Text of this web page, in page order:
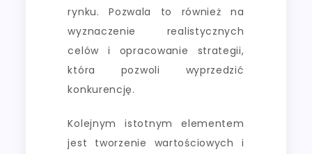
rynku. Pozwala to również na
wyznaczenie realistycznych
celów i opracowanie strategii,
która pozwoli wyprzedzić
konkurencję.
Kolejnym istotnym elementem
jest tworzenie wartościowych i